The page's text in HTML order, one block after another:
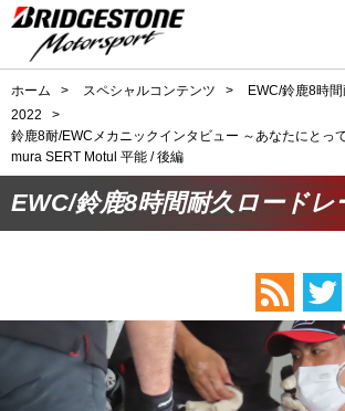
ホーム > スペシャルコンテンツ > EWC/鈴鹿8時
2022
>
鈴鹿8耐/EWCメカニックインタビュー ～あなたにとっ
mura SERT Motul 平能 / 後編
EWC/鈴鹿8時間耐久ロードレ